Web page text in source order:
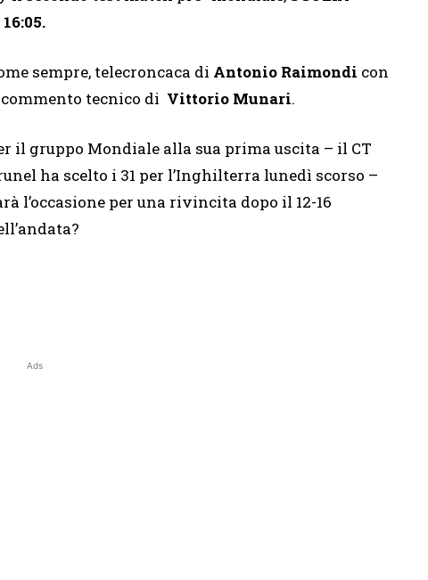
sempre, telecroncaca di Antonio Raimondi con
tecnico di Vittorio Munari.
il gruppo Mondiale alla sua prima uscita – il CT
ha scelto i 31 per l’Inghilterra lunedì scorso –
l’occasione per una rivincita dopo il 12-16
Ads